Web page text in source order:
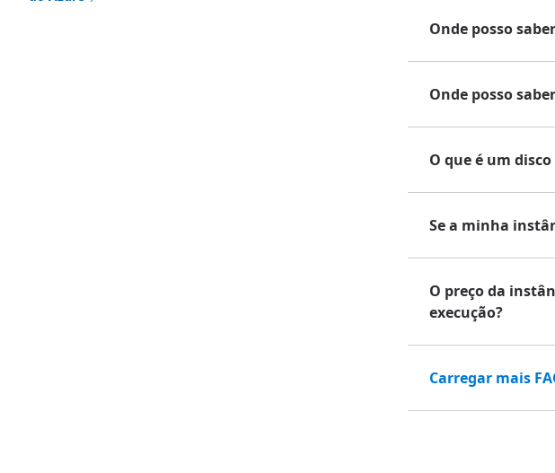
Onde posso
Onde posso
O que é um
Se a minha
O preço da
execução?
Carregar mais